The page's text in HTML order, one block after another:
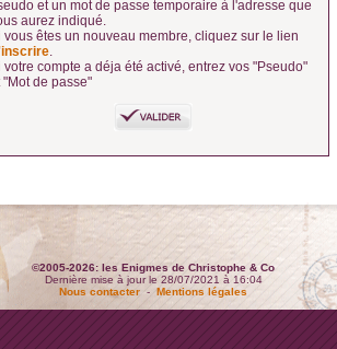
et un mot de passe temporaire à l'adresse que
aurez indiqué.
vous êtes un nouveau membre, cliquez sur le lien
.
votre compte a déja été activé, entrez vos "Pseudo"
"Mot de passe"
©2005-2026: les Enigmes de Christophe & Co
Dernière mise à jour le 28/07/2021 à 16:04
Nous contacter -Mentions légales